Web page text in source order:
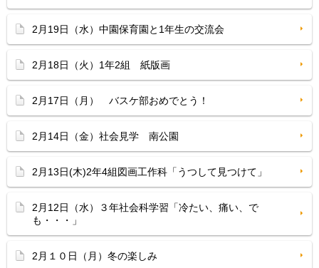
2月19日（水）中園保育園と1年生の交流会
2月18日（火）1年2組 紙版画
2月17日（月） バスケ部おめでとう！
2月14日（金）社会見学 南公園
2月13日(木)2年4組図画工作科「うつして見つけて」
2月12日（水）３年社会科学習「冷たい、痛い、で
も・・・」
2月１０日（月）冬の楽しみ